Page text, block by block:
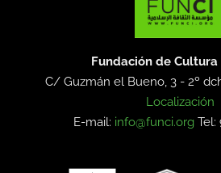
Fundación de Cultura
C/ Guzmán el Bueno, 3 - 2º
Localización
E-mail: info@funci.org Tel: